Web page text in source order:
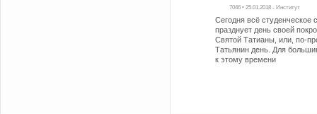
7046 • 25.01.2018 - Институт
Сегодня всё студенческое
празднует день своей
Святой Татианы, или, по-
Татьянин день. Для
к этому времени